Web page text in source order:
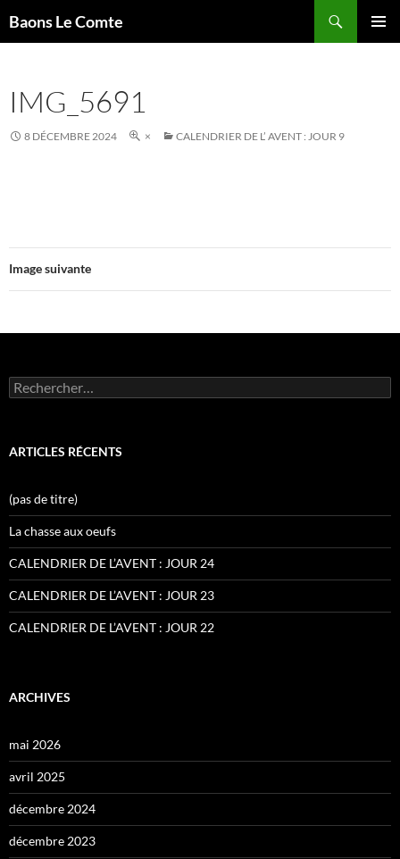
auBaons Le Comte
IMG_5691
8 DÉCEMBRE 2024 × CALENDRIER DE L’ AVENT : JOUR 9
Image suivante
Rechercher :
ARTICLES RÉCENTS
(pas de titre)
La chasse aux oeufs
CALENDRIER DE L’AVENT : JOUR 24
CALENDRIER DE L’AVENT : JOUR 23
CALENDRIER DE L’AVENT : JOUR 22
ARCHIVES
mai 2026
avril 2025
décembre 2024
décembre 2023